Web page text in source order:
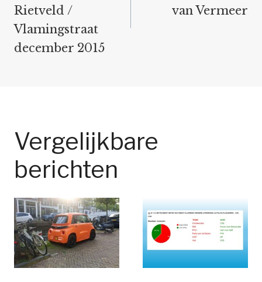
Rietveld /
Vlamingstraat
december 2015
van Vermeer
Vergelijkbare
berichten